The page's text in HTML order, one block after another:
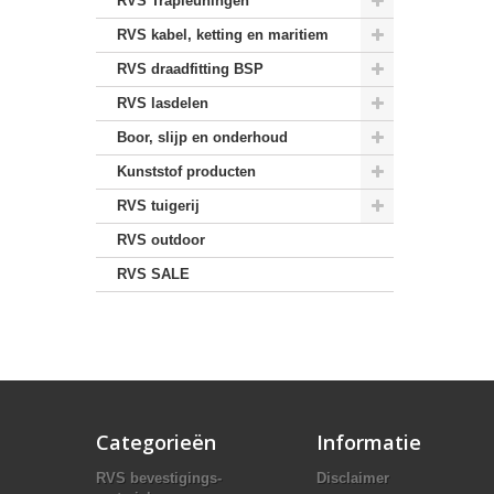
RVS kabel, ketting en maritiem
RVS draadfitting BSP
RVS lasdelen
Boor, slijp en onderhoud
Kunststof producten
RVS tuigerij
RVS outdoor
RVS SALE
Categorieën
RVS bevestigings-
Informatie
Disclaimer